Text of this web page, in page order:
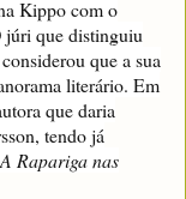
Kippo com o
júri que distinguiu
considerou que a sua
literário. Em
que daria
tendo já
A Rapariga nas